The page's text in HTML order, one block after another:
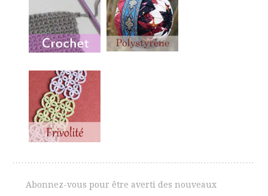
Abonnez-vous pour être averti des nouveaux